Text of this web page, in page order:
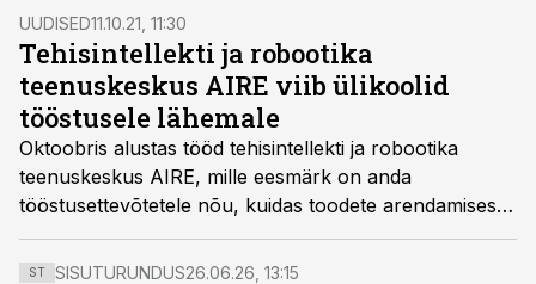
Jaan Puusaag.
UUDISED11.10.21, 11:30
Tehisintellekti ja robootika
teenuskeskus AIRE viib ülikoolid
tööstusele lähemale
Oktoobris alustas tööd tehisintellekti ja robootika
teenuskeskus AIRE, mille eesmärk on anda
tööstusettevõtetele nõu, kuidas toodete arendamises
tehisintellekti ja robootikat rakendada.
ST SISUTURUNDUS26.06.26, 13:15